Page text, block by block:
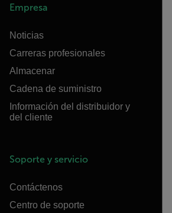
Empresa
Noticias
Carreras profesionales
Almacenar
Cadena de suministro
Información del distribuidor y
del cliente
Soporte y servicio
Contáctenos
Centro de soporte